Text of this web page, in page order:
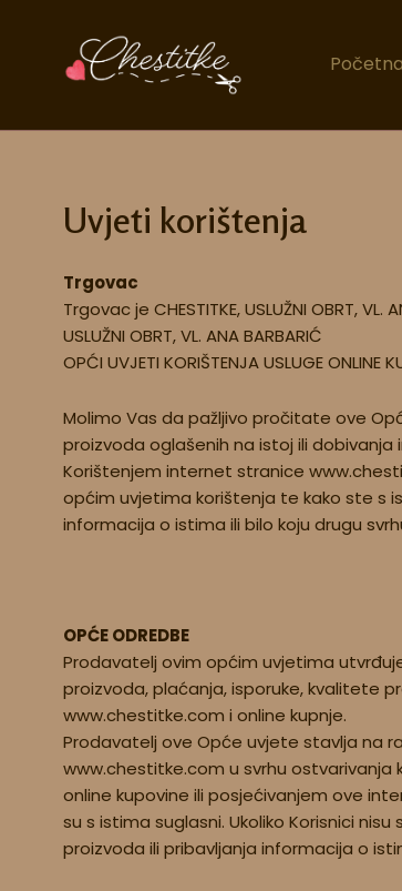
Početna
Uvjeti korištenja
Trgovac
Trgovac je CHESTITKE, USLUŽNI OBRT,
USLUŽNI OBRT, VL. ANA BARBARIĆ
OPĆI UVJETI KORIŠTENJA USLUGE
Molimo Vas da pažljivo pročitate ove
proizvoda oglašenih na istoj ili
Korištenjem internet stranice
općim uvjetima korištenja te kako ste s
informacija o istima ili bilo koju drugu
OPĆE ODREDBE
Prodavatelj ovim općim uvjetima
proizvoda, plaćanja, isporuke, kvalitete
www.chestitke.com i online kupnje.
Prodavatelj ove Opće uvjete stavlja na
www.chestitke.com u svrhu
online kupovine ili posjećivanjem ove
su s istima suglasni. Ukoliko Korisnici
proizvoda ili pribavljanja informacija o